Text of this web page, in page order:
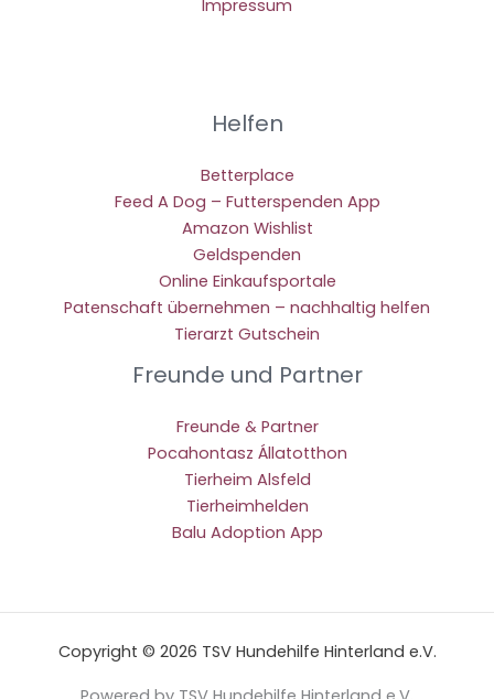
Impressum
Helfen
Betterplace
Feed A Dog – Futterspenden App
Amazon Wishlist
Geldspenden
Online Einkaufsportale
Patenschaft übernehmen – nachhaltig helfen
Tierarzt Gutschein
Freunde und Partner
Freunde & Partner
Pocahontasz Állatotthon
Tierheim Alsfeld
Tierheimhelden
Balu Adoption App
Copyright © 2026 TSV Hundehilfe Hinterland e.V.